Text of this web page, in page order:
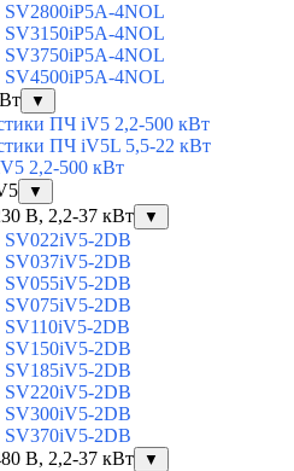
SV2800iP5A-4NOL
SV3150iP5A-4NOL
SV3750iP5A-4NOL
SV4500iP5A-4NOL
▼
ПЧ iV5 2,2-500 кВт
ПЧ iV5L 5,5-22 кВт
2,2-500 кВт
▼
В, 2,2-37 кВт ▼
SV022iV5-2DB
SV037iV5-2DB
SV055iV5-2DB
SV075iV5-2DB
SV110iV5-2DB
SV150iV5-2DB
SV185iV5-2DB
SV220iV5-2DB
SV300iV5-2DB
SV370iV5-2DB
В, 2,2-37 кВт
▼